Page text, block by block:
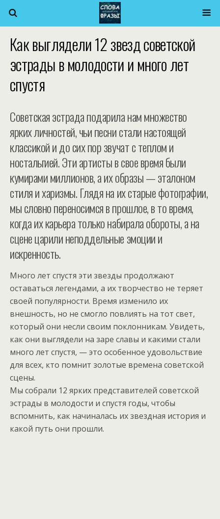
Как выглядели 12 звезд советской
эстрады в молодости и много лет
спустя
Советская эстрада подарила нам множество
ярких личностей, чьи песни стали настоящей
классикой и до сих пор звучат с теплом и
ностальгией. Эти артисты в свое время были
кумирами миллионов, а их образы — эталоном
стиля и харизмы. Глядя на их старые фотографии,
мы словно переносимся в прошлое, в то время,
когда их карьера только набирала обороты, а на
сцене царили неподдельные эмоции и
искренность.
Много лет спустя эти звезды продолжают
оставаться легендами, а их творчество не теряет
своей популярности. Время изменило их
внешность, но не смогло повлиять на тот свет,
который они несли своим поклонникам. Увидеть,
как они выглядели на заре славы и какими стали
много лет спустя, — это особенное удовольствие
для всех, кто помнит золотые времена советской
сцены.
Мы собрали 12 ярких представителей советской
эстрады в молодости и спустя годы, чтобы
вспомнить, как начиналась их звездная история и
какой путь они прошли.